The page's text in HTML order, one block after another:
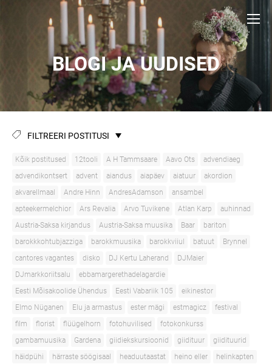
BLOGI JA UUDISED
FILTREERI POSTITUSI
Kõik postitused 12tooli A H Tammsaare Aavo Ots
advendiaeg
advendikontsert
advent aiandus aiapäev aiatuur
akordion
akvarellmaal
Andre Hinn AndresAdamson
ansambel
apteekermelchior
Ars Revalia Arvo Tuvikene Atlan Karp
auhinnad
Austria-Saksa kirjandus
Austria-Saksa muusika Baar
bariton
barokkkohtubjazziga
barokkmuusika barokkviiul batuut
Brynnel
cantores vagantes
disko DJ Kertu Laherand
DJMaier
DJmarkkoriitsalu
ebbamargerethadelagardie
Eesti Mõisakoolide Ühendus
Eesti Vabariik 105
eikinestor
Elmo Nüganen
Elu ja armastus ester mägi estmagicz
festival
film
florist flüügelhorn fotohuvilised
fotokonkurss
gambamuusika
Gardena giidiekskursioonid giidituur
giidituurid
häidpühi
härraste söögisaal headuutaastat heino eller
helinkapten